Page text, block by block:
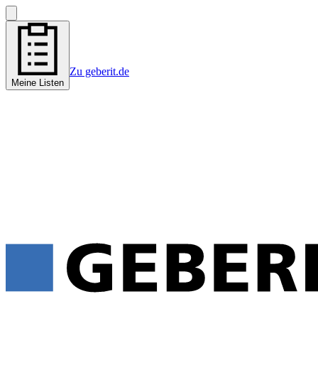
Meine Listen
Zu geberit.de